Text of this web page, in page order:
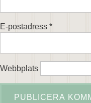
E-postadress *
Webbplats